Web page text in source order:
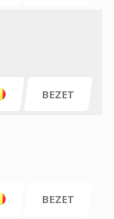
BEZET
BEZET